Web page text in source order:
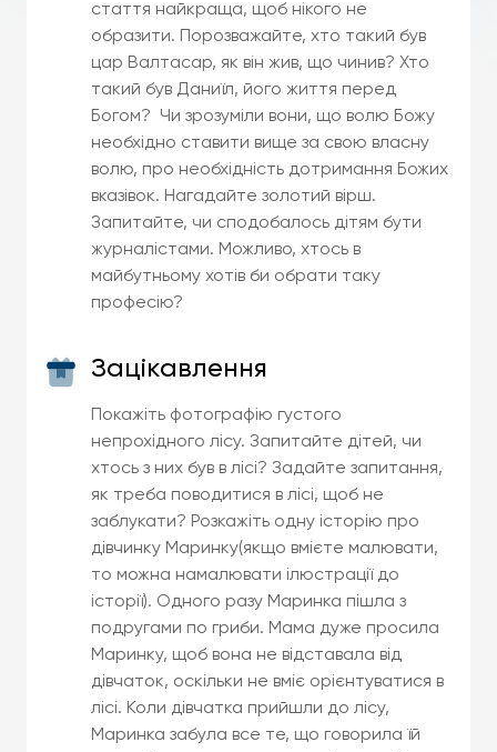
стаття найкраща, щоб нікого не
образити. Порозважайте, хто такий був
цар Валтасар, як він жив, що чинив? Хто
такий був Даниїл, його життя перед
Богом? Чи зрозуміли вони, що волю Божу
необхідно ставити вище за свою власну
волю, про необхідність дотримання Божих
вказівок. Нагадайте золотий вірш.
Запитайте, чи сподобалось дітям бути
журналістами. Можливо, хтось в
майбутньому хотів би обрати таку
професію?
Зацікавлення
Покажіть фотографію густого
непрохідного лісу. Запитайте дітей, чи
хтось з них був в лісі? Задайте запитання,
як треба поводитися в лісі, щоб не
заблукати? Розкажіть одну історію про
дівчинку Маринку(якщо вмієте малювати,
то можна намалювати ілюстрації до
історії). Одного разу Маринка пішла з
подругами по гриби. Мама дуже просила
Маринку, щоб вона не відставала від
дівчаток, оскільки не вміє орієнтуватися в
лісі. Коли дівчатка прийшли до лісу,
Маринка забула все те, що говорила їй